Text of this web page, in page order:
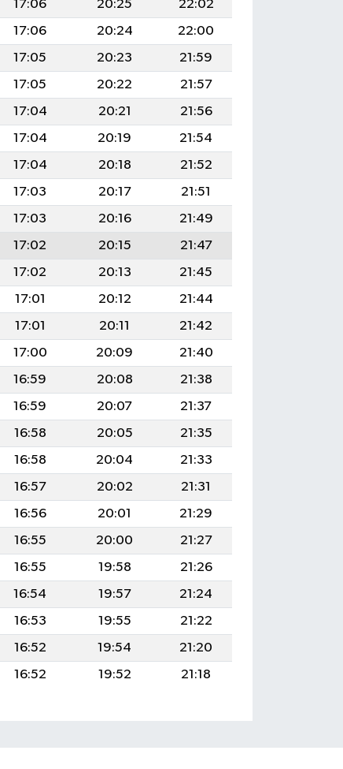
17:06 20:25
22:02
17:06 20:24
22:00
17:05 20:23
21:59
17:05 20:22
21:57
17:04 20:21
21:56
17:04 20:19
21:54
17:04 20:18
21:52
17:03 20:17
21:51
17:03 20:16
21:49
17:02 20:15
21:47
17:02 20:13
21:45
17:01 20:12
21:44
17:01 20:11
21:42
17:00 20:09
21:40
16:59 20:08
21:38
16:59 20:07
21:37
16:58 20:05
21:35
16:58 20:04
21:33
16:57 20:02
21:31
16:56 20:01
21:29
16:55 20:00
21:27
16:55 19:58
21:26
16:54 19:57
21:24
16:53 19:55
21:22
16:52 19:54
21:20
16:52 19:52 21:18